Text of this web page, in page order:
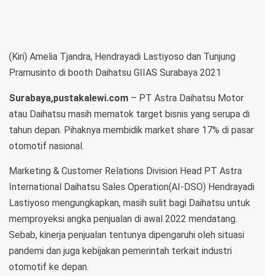
(Kiri) Amelia Tjandra, Hendrayadi Lastiyoso dan Tunjung
Pramusinto di booth Daihatsu GIIAS Surabaya 2021
Surabaya,pustakalewi.com – PT Astra Daihatsu Motor
atau Daihatsu masih mematok target bisnis yang serupa di
tahun depan. Pihaknya membidik market share 17% di pasar
otomotif nasional.
Marketing & Customer Relations Division Head PT Astra
International Daihatsu Sales Operation(AI-DSO) Hendrayadi
Lastiyoso mengungkapkan, masih sulit bagi Daihatsu untuk
memproyeksi angka penjualan di awal 2022 mendatang.
Sebab, kinerja penjualan tentunya dipengaruhi oleh situasi
pandemi dan juga kebijakan pemerintah terkait industri
otomotif ke depan.